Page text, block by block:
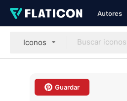
Autores
Iconos
Guardar